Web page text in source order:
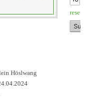
reset
Höslwang